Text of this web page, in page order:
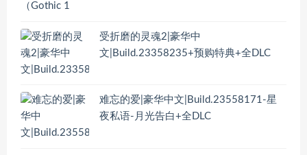
受折磨的灵魂2|豪华中
文|Build.23358235+预购特典+全DLC
难忘的爱|豪华中文|Build.23558171-星
夜私语-月光告白+全DLC